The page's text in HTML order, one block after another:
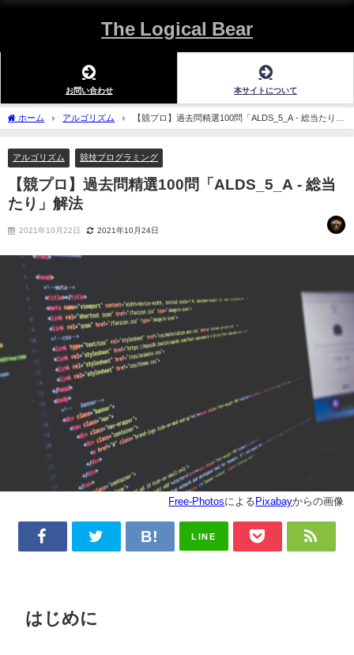
The Logical Bear
お問い合わせ 本サイトについて
ホーム アルゴリズム
【競プロ】過去問精選100問「ALDS_5_A - 総当たり」
解法
アルゴリズム 競技プログラミング
【競プロ】過去問精選100問「ALDS_5_A - 総当
たり」解法
2021年10月22日 2021年10月24日
Free-Photosによる Pixabayからの画像
LINE
はじめに